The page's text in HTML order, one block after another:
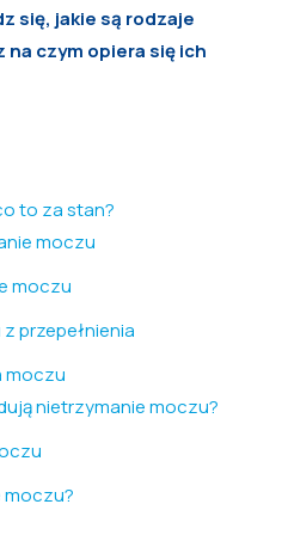
się, jakie są rodzaje
czym opiera się ich
to za stan?
moczu
moczu
przepełnienia
moczu
nietrzymanie moczu?
moczu?